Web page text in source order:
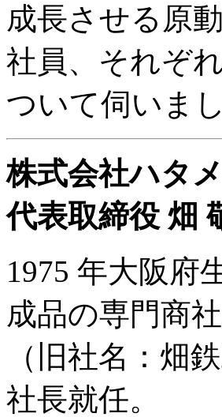
成長させる原
社員、それぞ
ついて伺いまし
株式会社ハタ
代表取締役 畑
1975 年大阪府
成品の専門商
（旧社名：畑
社長就任。